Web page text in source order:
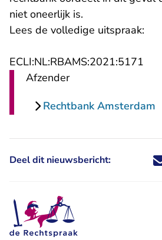
niet oneerlijk is.
Lees de volledige uitspraak:
ECLI:NL:RBAMS:2021:5171
Afzender
Rechtbank Amsterdam
Deel dit nieuwsbericht: Deel